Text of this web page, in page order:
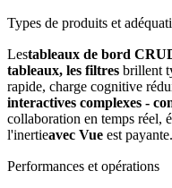
Types de produits et
Lestableaux de bord
tableaux, les filtres brillent
rapide, charge cognitive
interactives complexes -
collaboration en temps réel,
l'inertieavec Vue est payante.
Performances et opérations